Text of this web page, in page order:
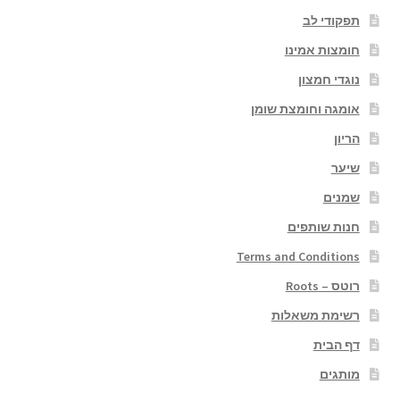
תפקודי לב
חומצות אמינו
נוגדי חמצון
אומגה וחומצת שומן
הריון
שיער
שמנים
חנות שותפים
Terms and Conditions
רוטס – Roots
רשימת משאלות
דף הבית
מותגים